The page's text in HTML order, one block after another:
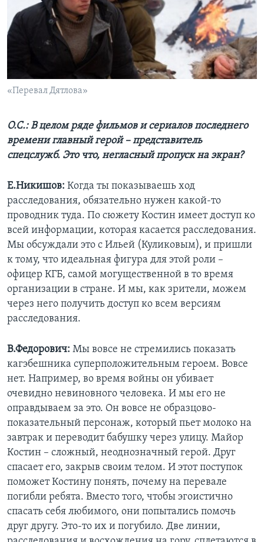
«Перевал Дятлова»
О.С.: В целом ряде фильмов и сериалов последнего
времени главный герой – представитель
спецслужб. Это что, негласный пропуск на экран?
Е.Никишов: Когда ты показываешь ход
расследования, обязательно нужен какой-то
проводник туда. По сюжету Костин имеет доступ ко
всей информации, которая касается расследования.
Мы обсуждали это с Ильей (Куликовым), и пришли
к тому, что идеальная фигура для этой роли –
офицер КГБ, самой могущественной в то время
организации в стране. И мы, как зрители, можем
через него получить доступ ко всем версиям
расследования.
В.Федорович: Мы вовсе не стремились показать
кагэбешника суперположительным героем. Вовсе
нет. Например, во время войны он убивает
очевидно невиновного человека. И мы его не
оправдываем за это. Он вовсе не образцово-
показательный персонаж, который пьет молоко на
завтрак и переводит бабушку через улицу. Майор
Костин – сложный, неоднозначный герой. Друг
спасает его, закрыв своим телом. И этот поступок
поможет Костину понять, почему на перевале
погибли ребята. Вместо того, чтобы эгоистично
спасать себя любимого, они попытались помочь
друг другу. Это-то их и погубило. Две линии,